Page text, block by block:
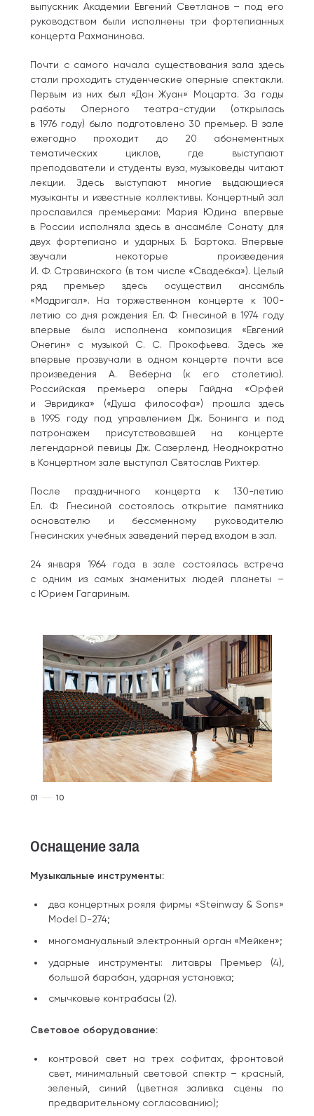
выпускник Академии Евгений Светланов – под его
руководством были исполнены три фортепианных
концерта Рахманинова.
Почти с самого начала существования зала здесь
стали проходить студенческие оперные спектакли.
Первым из них был «Дон Жуан» Моцарта. За годы
работы Оперного театра-студии (открылась
в 1976 году) было подготовлено 30 премьер. В зале
ежегодно проходит до 20 абонементных
тематических циклов, где выступают
преподаватели и студенты вуза, музыковеды читают
лекции. Здесь выступают многие выдающиеся
музыканты и известные коллективы. Концертный зал
прославился премьерами: Мария Юдина впервые
в России исполняла здесь в ансамбле Сонату для
двух фортепиано и ударных Б. Бартока. Впервые
звучали некоторые произведения
И. Ф. Стравинского (в том числе «Свадебка»). Целый
ряд премьер здесь осуществил ансамбль
«Мадригал». На торжественном концерте к 100-
летию со дня рождения Ел. Ф. Гнесиной в 1974 году
впервые была исполнена композиция «Евгений
Онегин» с музыкой С. С. Прокофьева. Здесь же
впервые прозвучали в одном концерте почти все
произведения А. Веберна (к его столетию).
Российская премьера оперы Гайдна «Орфей
и Эвридика» («Душа философа») прошла здесь
в 1995 году под управлением Дж. Бонинга и под
патронажем присутствовавшей на концерте
легендарной певицы Дж. Сазерленд. Неоднократно
в Концертном зале выступал Святослав Рихтер.
После праздничного концерта к 130-летию
Ел. Ф. Гнесиной состоялось открытие памятника
основателю и бессменному руководителю
Гнесинских учебных заведений перед входом в зал.
24 января 1964 года в зале состоялась встреча
с одним из самых знаменитых людей планеты –
с Юрием Гагариным.
01 10
Оснащение зала
Музыкальные инструменты:
два концертных рояля фирмы «Steinway & Sons»
Model D-274;
многомануальный электронный орган «Мейкен»;
ударные инструменты: литавры Премьер (4),
большой барабан, ударная установка;
смычковые контрабасы (2).
Световое оборудование:
контровой свет на трех софитах, фронтовой
свет, минимальный световой спектр – красный,
зеленый, синий (цветная заливка сцены по
предварительному согласованию);